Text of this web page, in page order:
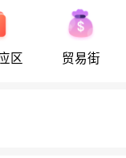
区 贸易街